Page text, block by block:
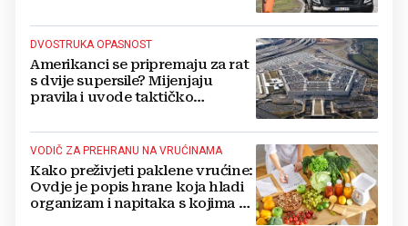
DVOSTRUKA OPASNOST
Amerikanci se pripremaju za rat
s dvije supersile? Mijenjaju
pravila i uvode taktičko
VODIČ ZA PREHRANU NA VRUĆINAMA
Kako preživjeti paklene vrućine:
Ovdje je popis hrane koja hladi
organizam i napitaka s kojima si